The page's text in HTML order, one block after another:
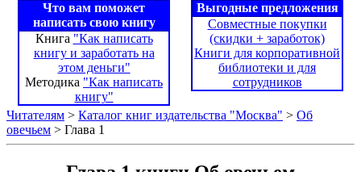
Что вам поможет
написать свою книгу
Книга "Как написать
книгу и заработать на
этом деньги"
Методика "Как написать
книгу"
Выгодные предложения
Совместные покупки
(скидки + заработок)
Книги для корпоративной
библиотеки и для
сотрудников
Читателям > Каталог книг издательства "Москва" > Об
овечьем > Глава 1